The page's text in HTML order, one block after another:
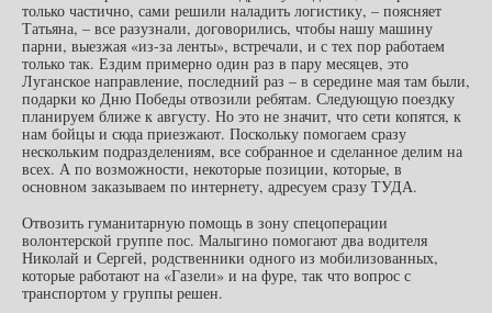
только частично, сами решили наладить логистику, – поясняет
Татьяна, – все разузнали, договорились, чтобы нашу машину
парни, выезжая «из-за ленты», встречали, и с тех пор работаем
только так. Ездим примерно один раз в пару месяцев, это
Луганское направление, последний раз – в середине мая там были,
подарки ко Дню Победы отвозили ребятам. Следующую поездку
планируем ближе к августу. Но это не значит, что сети копятся, к
нам бойцы и сюда приезжают. Поскольку помогаем сразу
нескольким подразделениям, все собранное и сделанное делим на
всех. А по возможности, некоторые позиции, которые, в
основном заказываем по интернету, адресуем сразу ТУДА.
Отвозить гуманитарную помощь в зону спецоперации
волонтерской группе пос. Малыгино помогают два водителя
Николай и Сергей, родственники одного из мобилизованных,
которые работают на «Газели» и на фуре, так что вопрос с
транспортом у группы решен.